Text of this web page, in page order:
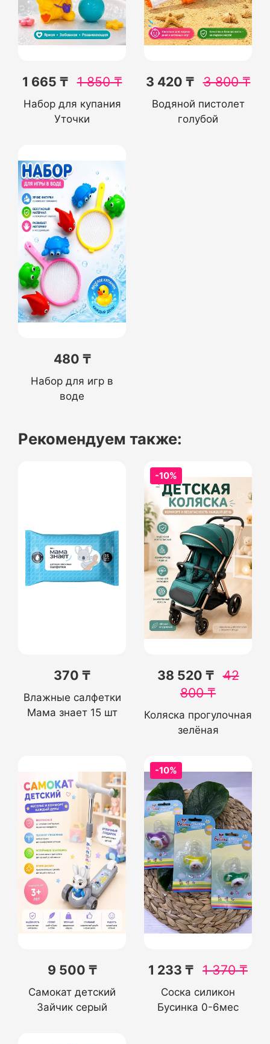
1 665 ₸ 1 850₸
Набор для купания
Уточки
3 420 ₸ 3 800₸
Водяной пистолет
голубой
480 ₸
Набор для игр в
воде
Рекомендуем также:
370 ₸
Влажные салфетки
Мама знает 15 шт
-10%
38 520 ₸ 42
800₸
Коляска прогулочная
зелёная
9 500 ₸
Самокат детский
Зайчик серый
-10%
1 233 ₸ 1 370₸
Соска силикон
Бусинка 0-6мес